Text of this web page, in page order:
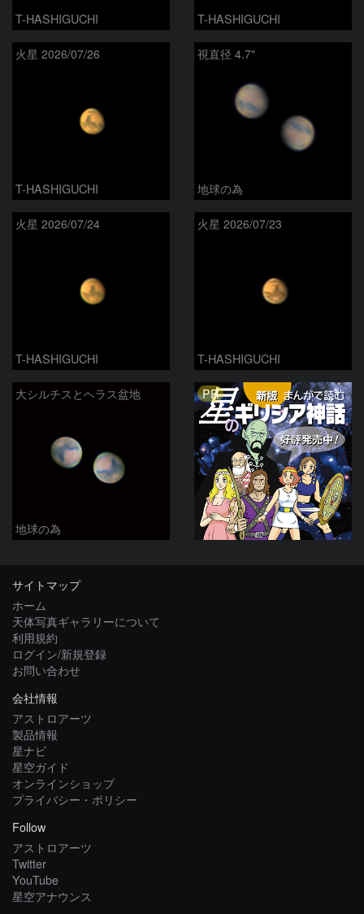
T-HASHIGUCHI T-HASHIGUCHI
火星 2026/07/26
T-HASHIGUCHI
視直径 4.7"
地球の為
火星 2026/07/24
T-HASHIGUCHI
火星 2026/07/23
T-HASHIGUCHI
大シルチスとヘラス盆地
地球の為
PR
サイトマップ
ホーム
天体写真ギャラリーについて
利用規約
ログイン/新規登録
お問い合わせ
会社情報
アストロアーツ
製品情報
星ナビ
星空ガイド
オンラインショップ
プライバシー・ポリシー
Follow
アストロアーツ
Twitter
YouTube
星空アナウンス